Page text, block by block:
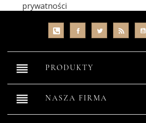
prywatności
reorder PRODUKTY
reorder NASZA FIRMA